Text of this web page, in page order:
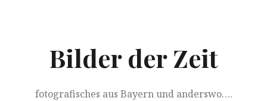
Bilder der Zeit
fotografisches aus Bayern und anderswo….